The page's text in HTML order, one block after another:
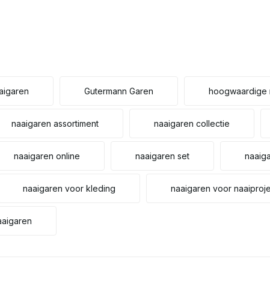
Gutermann Garen hoogwaardige
naaigaren assortiment naaigaren collectie
naaigaren online naaigaren set
naaigaren voor kleding naaigaren voor